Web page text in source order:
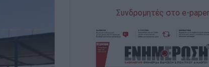
Συνδρομητές στο e-paper